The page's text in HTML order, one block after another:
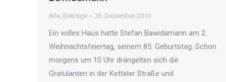
Alle, Beiträge 26. Dezember 2010
Ein volles Haus hatte Stefan Bawidamann am 2.
Weihnachtsfeiertag, seinem 85. Geburtstag. Schon
morgens um 10 Uhr drängelten sich die
Gratulanten in der Ketteler Straße und